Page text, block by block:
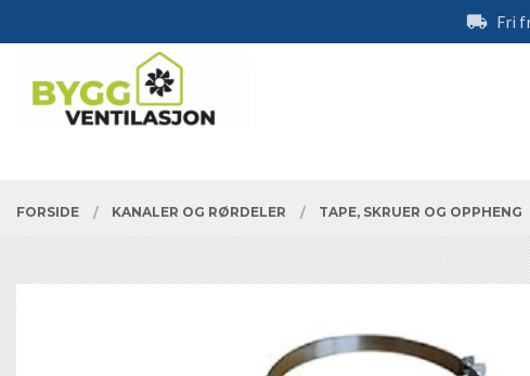
til
Fri
PRODUKTER
FORSIDE KANALER OG RØRDELER TAPE, SKRUER OG OPPHENG